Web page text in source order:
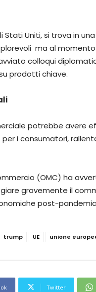
Uniti, si trova in
ma al
colloqui
prodotti chiave.
potrebbe avere
i consumatori,
(OMC) ha
gravemente il
post-
trump UE unione
Twitter